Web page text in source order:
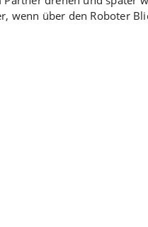
wenn über den Roboter